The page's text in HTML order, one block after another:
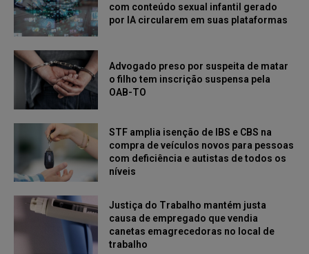
com conteúdo sexual infantil gerado
por IA circularem em suas plataformas
Advogado preso por suspeita de matar
o filho tem inscrição suspensa pela
OAB-TO
STF amplia isenção de IBS e CBS na
compra de veículos novos para pessoas
com deficiência e autistas de todos os
níveis
Justiça do Trabalho mantém justa
causa de empregado que vendia
canetas emagrecedoras no local de
trabalho